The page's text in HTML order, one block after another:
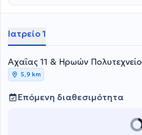
Πέραν του ιδιωτικού του ιατρείου,
Αττικό Θεραπευτήριο. Στο
υπηρεσιών σε παιδιά και ενήλικες,
Ιατρείο 1
Αχαΐας 11 & Ηρωών
5,9 km
Επόμενη διαθεσιμότητα